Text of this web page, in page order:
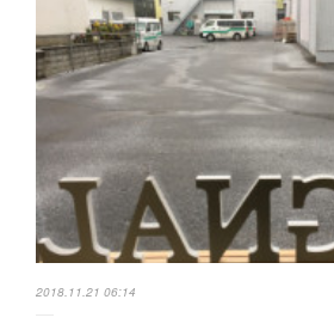
2018.11.21 06:14